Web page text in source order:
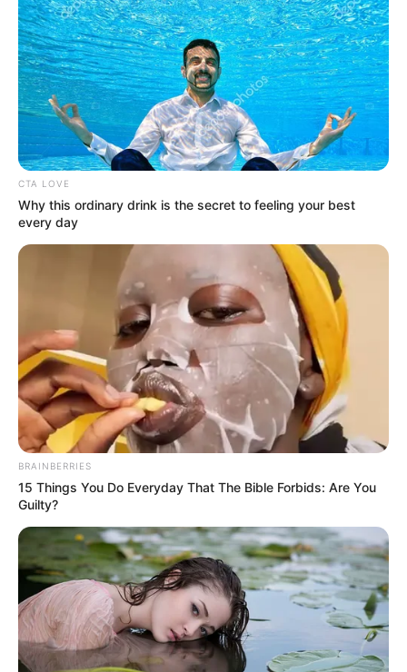
CTA LOVE
Why this ordinary drink is the secret to feeling your best
every day
BRAINBERRIES
15 Things You Do Everyday That The Bible Forbids: Are You
Guilty?